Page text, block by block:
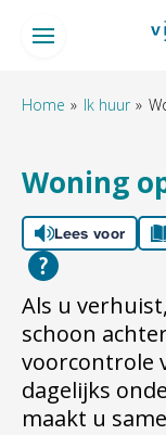
Naar hoofdinhoud
Naar
Naar zoeken
Ga naar Hoofd
Home Ik huur
Woning
Lees voor
Als u
schoon
voorcontrole
dagelijks
maakt u